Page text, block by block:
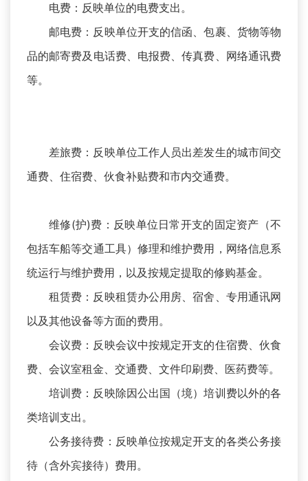
电费：反映单位的电费支出。
邮电费：反映单位开支的信函、包裹、货物等物
品的邮寄费及电话费、电报费、传真费、网络通讯费
等。
差旅费：反映单位工作人员出差发生的城市间交
通费、住宿费、伙食补贴费和市内交通费。
维修(护)费：反映单位日常开支的固定资产（不
包括车船等交通工具）修理和维护费用，网络信息系
统运行与维护费用，以及按规定提取的修购基金。
租赁费：反映租赁办公用房、宿舍、专用通讯网
以及其他设备等方面的费用。
会议费：反映会议中按规定开支的住宿费、伙食
费、会议室租金、交通费、文件印刷费、医药费等。
培训费：反映除因公出国（境）培训费以外的各
类培训支出。
公务接待费：反映单位按规定开支的各类公务接
待（含外宾接待）费用。